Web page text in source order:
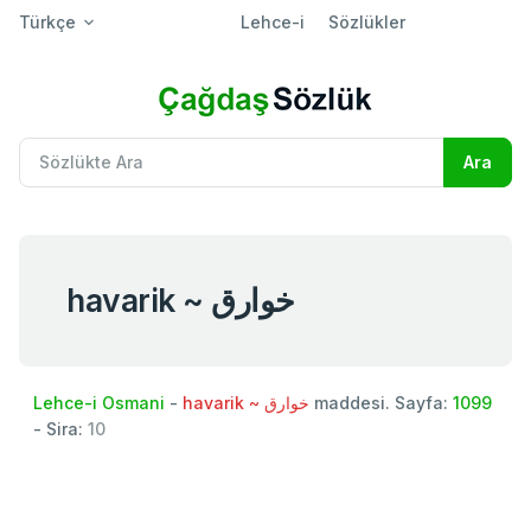
Türkçe Lehce-i Sözlükler
havarik ~ خوارق
Lehce-i Osmani - havarik ~ خوارق maddesi. Sayfa: 1099
- Sira: 10